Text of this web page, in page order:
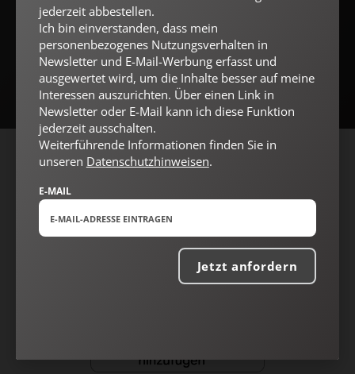
Jetzt anmelden
AGB und Widerrufsbelehrung Datenschutz
Abo online kündigen
jederzeit abbestellen.
Ich bin einverstanden, dass mein
personenbezogenes Nutzungsverhalten in
Newsletter und E-Mail-Werbung erfasst und
ausgewertet wird, um die Inhalte besser auf meine
Interessen auszurichten. Über einen Link in
Newsletter oder E-Mail kann ich diese Funktion
jederzeit ausschalten.
Weiterführende Informationen finden Sie in
unseren Datenschutzhinweisen.
E-MAIL
Jetzt anfordern